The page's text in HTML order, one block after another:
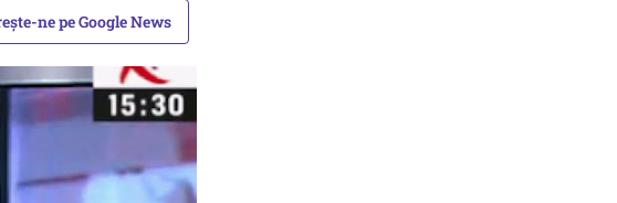
ne pe Google News